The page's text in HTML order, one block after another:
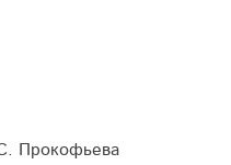
Про­кофьева